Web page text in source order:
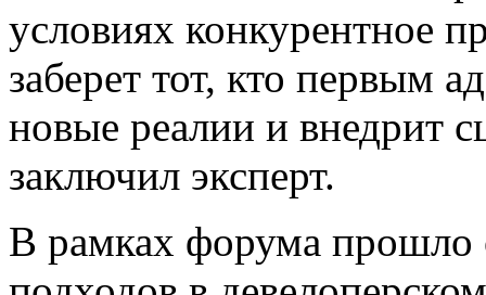
условиях конкурентное
заберет тот, кто первым
новые реалии и внедрит
заключил эксперт.
В рамках форума прошло